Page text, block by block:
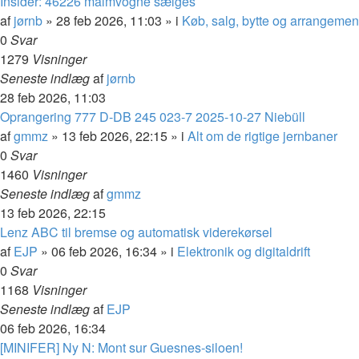
afjørnb » 28 feb 2026, 11:03 » i Køb, salg, bytte og
0 Svar
1279 Visninger
Seneste indlægafjørnb
28 feb 2026, 11:03
Oprangering 777 D-DB 245 023-7 2025-10-27 Niebüll
afgmmz » 13 feb 2026, 22:15 » i Alt om de rigtige jernbaner
0 Svar
1460 Visninger
Seneste indlægafgmmz
13 feb 2026, 22:15
Lenz ABC til bremse og automatisk viderekørsel
afEJP » 06 feb 2026, 16:34 » i Elektronik og digitaldrift
0 Svar
1168 Visninger
Seneste indlægafEJP
06 feb 2026, 16:34
[MINIFER] Ny N: Mont sur Guesnes-siloen!